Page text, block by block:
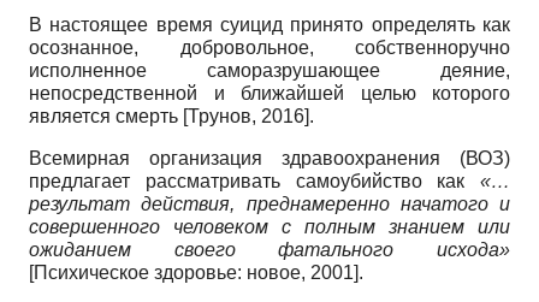
В настоящее время суицид принято определять как
осознанное, добровольное, собственноручно
исполненное саморазрушающее деяние,
непосредственной и ближайшей целью которого
является смерть [Трунов, 2016].
Всемирная организация здравоохранения (ВОЗ)
предлагает рассматривать самоубийство как «…
результат действия, преднамеренно начатого и
совершенного человеком с полным знанием или
ожиданием своего фатального исхода»
[Психическое здоровье: новое, 2001].